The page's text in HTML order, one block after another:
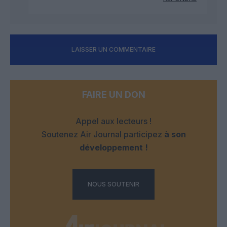
LAISSER UN COMMENTAIRE
FAIRE UN DON
Appel aux lecteurs !
Soutenez Air Journal participez à son
développement !
NOUS SOUTENIR